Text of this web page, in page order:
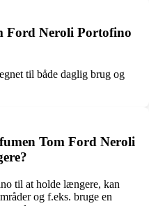
Ford Neroli Portofino
til både daglig brug og
Tom Ford Neroli
til at holde længere, kan
og f.eks. bruge en